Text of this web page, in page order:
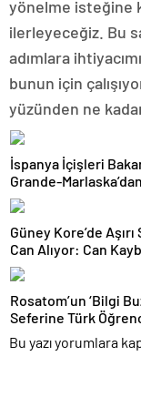
yönelme isteğine
ilerleyeceğiz. Bu
adımlara
bunun için
yüzünden ne
İspanya İçişleri
Grande-
Açıklaması
Güney Kore’de Aşırı
Can Alıyor: Can
Yükseldi
Rosatom’un ‘Bilgi
Seferine Türk
Bu yazı yorumlara